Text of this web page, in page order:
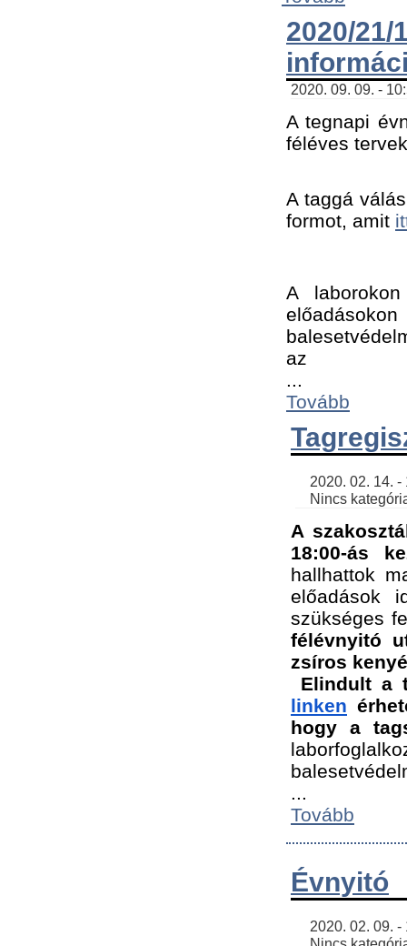
2020/
2020. 09. 09. -
A tegnapi
féléves
A taggá
formot, amit
A
az ﻿
Tovább
Nincs
A
18:00-ás
hallhattok
előadások
szükséges
félévnyitó
zsíros
Elindult a
linken
hogy a
Tovább
Évnyitó